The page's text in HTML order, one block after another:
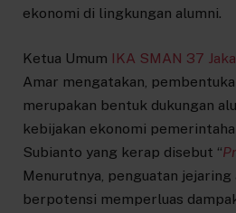
ekonomi di lingkungan alumni.
Ketua Umum IKA SMAN 37
Amar mengatakan,
merupakan bentuk dukungan
kebijakan ekonomi
Subianto yang kerap disebut “
Menurutnya, penguatan jejaring
berpotensi memperluas